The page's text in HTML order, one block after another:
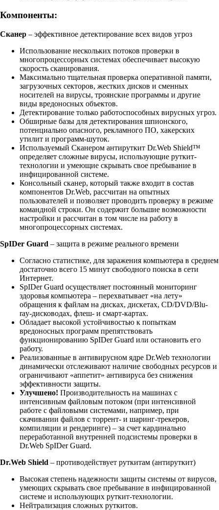
Компоненты:
Сканер – эффективное детектирование всех видов угроз
Использование нескольких потоков проверки в
многопроцессорных системах обеспечивает высокую
скорость сканирования.
Максимально тщательная проверка оперативной памяти,
загрузочных секторов, жестких дисков и сменных
носителей на вирусы, троянские программы и другие
виды вредоносных объектов.
Детектирование только работоспособных вирусных угроз.
Обширные базы для детектирования шпионского,
потенциально опасного, рекламного ПО, хакерских
утилит и программ-шуток.
Используемый Сканером антируткит Dr.Web Shield™
определяет сложные вирусы, использующие руткит-
технологии и умеющие скрывать свое пребывание в
инфицированной системе.
Консольный сканер, который также входит в состав
компонентов Dr.Web, рассчитан на опытных
пользователей и позволяет проводить проверку в режиме
командной строки. Он содержит большие возможности
настройки и рассчитан в том числе на работу в
многопроцессорных системах.
SpIDer Guard – защита в режиме реального времени
Согласно статистике, для заражения компьютера в среднем
достаточно всего 15 минут свободного поиска в сети
Интернет.
SpIDer Guard осуществляет постоянный мониторинг
здоровья компьютера – перехватывает «на лету»
обращения к файлам на дисках, дискетах, CD/DVD/Blu-
ray-дисководах, флеш- и смарт-картах.
Обладает высокой устойчивостью к попыткам
вредоносных программ препятствовать
функционированию SpIDer Guard или остановить его
работу.
Реализованные в антивирусном ядре Dr.Web технологии
динамически отслеживают наличие свободных ресурсов и
ограничивают «аппетит» антивируса без снижения
эффективности защиты.
Улучшено! Производительность на машинах с
интенсивным файловым потоком (при интенсивной
работе с файловыми системами, например, при
скачивании файлов с торрент- и шаринг-трекеров,
компиляции и рендеринге) – за счет кардинально
переработанной внутренней подсистемы проверки в
Dr.Web SpIDer Guard.
Dr.Web Shield – противодействует руткитам (антируткит)
Высокая степень надежности защиты системы от вирусов,
умеющих скрывать свое пребывание в инфицированной
системе и использующих руткит-технологии.
Нейтрализация сложных руткитов.